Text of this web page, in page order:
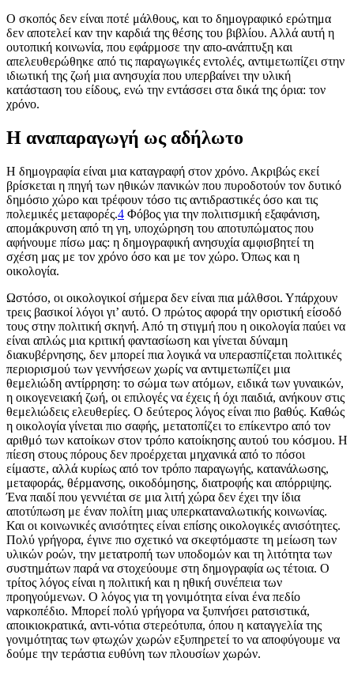
Ο σκοπός δεν είναι ποτέ μάλθους, και το δημογραφικό ερώτημα
δεν αποτελεί καν την καρδιά της θέσης του βιβλίου. Αλλά αυτή η
ουτοπική κοινωνία, που εφάρμοσε την απο-ανάπτυξη και
απελευθερώθηκε από τις παραγωγικές εντολές, αντιμετωπίζει στην
ιδιωτική της ζωή μια ανησυχία που υπερβαίνει την υλική
κατάσταση του είδους, ενώ την εντάσσει στα δικά της όρια: τον
χρόνο.
Η αναπαραγωγή ως αδήλωτο
Η δημογραφία είναι μια καταγραφή στον χρόνο. Ακριβώς εκεί
βρίσκεται η πηγή των ηθικών πανικών που πυροδοτούν τον δυτικό
δημόσιο χώρο και τρέφουν τόσο τις αντιδραστικές όσο και τις
πολεμικές μεταφορές.4 Φόβος για την πολιτισμική εξαφάνιση,
απομάκρυνση από τη γη, υποχώρηση του αποτυπώματος που
αφήνουμε πίσω μας: η δημογραφική ανησυχία αμφισβητεί τη
σχέση μας με τον χρόνο όσο και με τον χώρο. Όπως και η
οικολογία.
Ωστόσο, οι οικολογικοί σήμερα δεν είναι πια μάλθσοι. Υπάρχουν
τρεις βασικοί λόγοι γι’ αυτό. Ο πρώτος αφορά την οριστική είσοδό
τους στην πολιτική σκηνή. Από τη στιγμή που η οικολογία παύει να
είναι απλώς μια κριτική φαντασίωση και γίνεται δύναμη
διακυβέρνησης, δεν μπορεί πια λογικά να υπερασπίζεται πολιτικές
περιορισμού των γεννήσεων χωρίς να αντιμετωπίζει μια
θεμελιώδη αντίρρηση: το σώμα των ατόμων, ειδικά των γυναικών,
η οικογενειακή ζωή, οι επιλογές να έχεις ή όχι παιδιά, ανήκουν στις
θεμελιώδεις ελευθερίες. Ο δεύτερος λόγος είναι πιο βαθύς. Καθώς
η οικολογία γίνεται πιο σαφής, μετατοπίζει το επίκεντρο από τον
αριθμό των κατοίκων στον τρόπο κατοίκησης αυτού του κόσμου. Η
πίεση στους πόρους δεν προέρχεται μηχανικά από το πόσοι
είμαστε, αλλά κυρίως από τον τρόπο παραγωγής, κατανάλωσης,
μεταφοράς, θέρμανσης, οικοδόμησης, διατροφής και απόρριψης.
Ένα παιδί που γεννιέται σε μια λιτή χώρα δεν έχει την ίδια
αποτύπωση με έναν πολίτη μιας υπερκαταναλωτικής κοινωνίας.
Και οι κοινωνικές ανισότητες είναι επίσης οικολογικές ανισότητες.
Πολύ γρήγορα, έγινε πιο σχετικό να σκεφτόμαστε τη μείωση των
υλικών ροών, την μετατροπή των υποδομών και τη λιτότητα των
συστημάτων παρά να στοχεύουμε στη δημογραφία ως τέτοια. Ο
τρίτος λόγος είναι η πολιτική και η ηθική συνέπεια των
προηγούμενων. Ο λόγος για τη γονιμότητα είναι ένα πεδίο
ναρκοπέδιο. Μπορεί πολύ γρήγορα να ξυπνήσει ρατσιστικά,
αποικιοκρατικά, αντι-νότια στερεότυπα, όπου η καταγγελία της
γονιμότητας των φτωχών χωρών εξυπηρετεί το να αποφύγουμε να
δούμε την τεράστια ευθύνη των πλουσίων χωρών.